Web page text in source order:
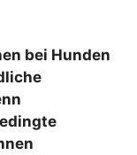
bei Hunden